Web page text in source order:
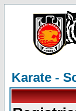
Karate -